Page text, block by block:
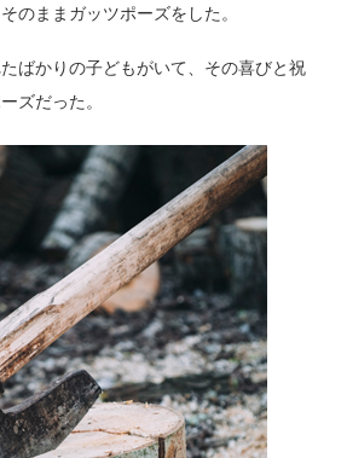
のままガッツポーズをした。
ばかりの子どもがいて、その喜びと祝
ズだった。